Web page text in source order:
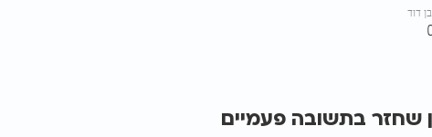
דוד
שחזר בתשובה פעמיים